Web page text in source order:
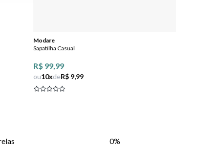
Modare
Sapatilha Casual
R$ 99,99
ou10xdeR$ 9,99
0%